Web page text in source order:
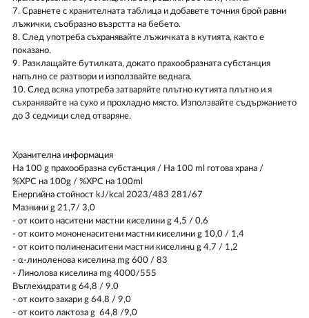
7. Сравнете с хранителната таблица и добавете точния брой равни
лъжички, съобразно възрстта на бебето.
8. След употреба съхранявайте лъжичката в кутията, както е
показано.
9. Разклащайте бутилката, докато прахообразната субстанция
напълно се разтвори и използвайте веднага.
10. След всяка употреба затваряйте плътно кутията плътно и я
съхранявайте на сухо и прохладно място. Използвайте съдържанието
до 3 седмици след отваряне.
Хранителна информация
На 100 g прахообразна субстанция / На 100 ml готова храна /
%ХРС на 100g / %ХРС на 100ml
Енергийна стойност kJ/kcal 2023/483 281/67
Мазнини g 21,7/ 3,0
- от които наситени мастни киселини g 4,5 / 0,6
- от които мононенаситени мастни киселини g 10,0 / 1,4
- от които полиненаситени мастни киселинu g 4,7 / 1,2
- α-линоленова киселина mg 600 / 83
- Линолова киселина mg 4000/555
Въглехидрати g 64,8 / 9,0
- от които захари g 64,8 / 9,0
- от които лактоза g 64,8 /9,0